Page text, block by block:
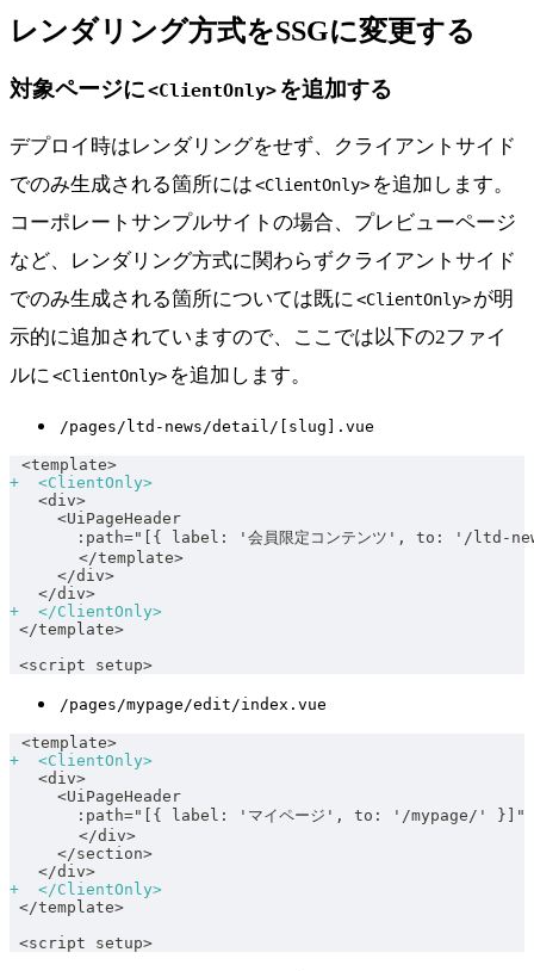
レンダリング方式をSSGに変更する
対象ページに<ClientOnly> を追加する
デプロイ時はレンダリングをせず、クライアントサイド
でのみ生成される箇所には<ClientOnly> を追加します。
コーポレートサンプルサイトの場合、プレビューページ
など、レンダリング方式に関わらずクライアントサイド
でのみ生成される箇所については既に <ClientOnly>が明
示的に追加されていますので、ここでは以下の2ファイ
ルに <ClientOnly> を追加します。
/pages/ltd-news/detail/[slug].vue
<template>
+
  <ClientOnly>
  <div>
    <UiPageHeader
:path="[{ label: '会員限定コンテンツ', to: '/ltd-
      </template>
    </div>
  </div>
+
  </ClientOnly>
</template>
<script setup>
/pages/mypage/edit/index.vue
<template>
+
  <ClientOnly>
  <div>
    <UiPageHeader
      :path="[{ label: 'マイページ', to: '/mypage/' }]"
      </div>
    </section>
  </div>
+
  </ClientOnly>
</template>
<script setup>